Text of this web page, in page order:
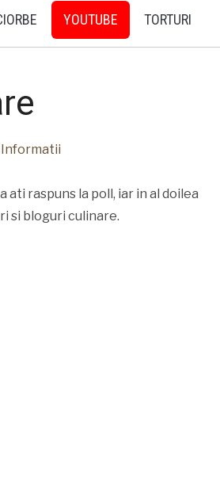
YOUTUBE TORTURI
Informatii
ati raspuns la poll, iar in al doilea
si bloguri culinare.